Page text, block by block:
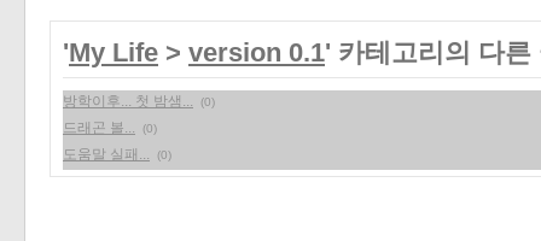
'My Life > version 0.1' 카테고리의 다른
방학이후... 첫 밤샘... (0)
드래곤 볼... (0)
도움말 실패... (0)